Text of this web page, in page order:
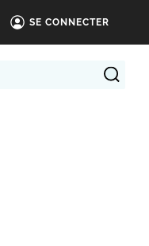
SE CONNECTER